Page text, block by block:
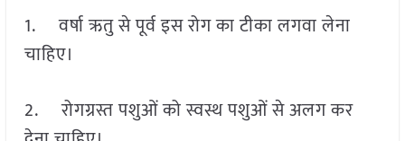
1. वर्षा ऋतु से पूर्व इस रोग का टीका लगवा लेना
चाहिए।
2. रोगग्रस्त पशुओं को स्वस्थ पशुओं से अलग कर